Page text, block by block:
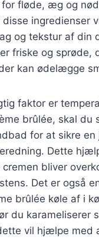
fløde, æg og
ingredienser
og tekstur af din
friske og sprøde,
kan ødelægge
faktor er
brûlée, skal du
for at sikre
Dette
bliver
Det er også
brûlée køle af i
du karameliserer
vil hjælpe med